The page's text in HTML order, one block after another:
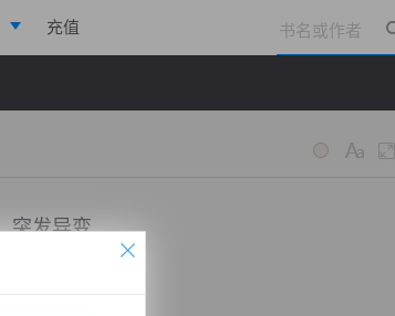
充值
突发异变